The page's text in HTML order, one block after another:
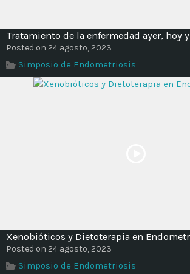
Tratamiento de la enfermedad ayer, hoy
Posted on 24 agosto, 2023
Simposio de Endometriosis
Xenobióticos y Dietoterapia en
Posted on 24 agosto, 2023
Simposio de Endometriosis